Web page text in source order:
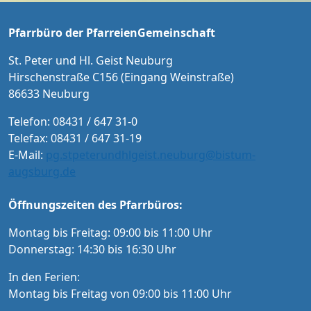
weis Karten an der Abendkasse und ab Sept
ion Neuburg und im Pfarrbüro der PG Neub
Pfarrbüro der PfarreienGemeinschaft
St. Peter und Hl. Geist Neuburg
Hirschenstraße C156 (Eingang Weinstraße)
86633 Neuburg
Telefon: 08431 / 647 31-0
Telefax: 08431 / 647 31-19
E-Mail: pg.stpeterundhlgeist.neuburg@bistum-
augsburg.de
Öffnungszeiten des Pfarrbüros:
Montag bis Freitag: 09:00 bis 11:00 Uhr
Donnerstag: 14:30 bis 16:30 Uhr
In den Ferien:
Montag bis Freitag von 09:00 bis 11:00 Uhr